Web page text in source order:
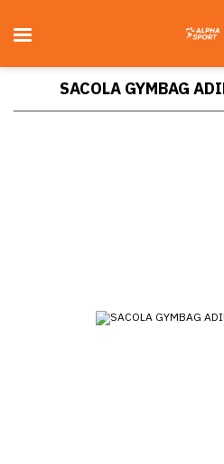
SACOLA GYMBAG